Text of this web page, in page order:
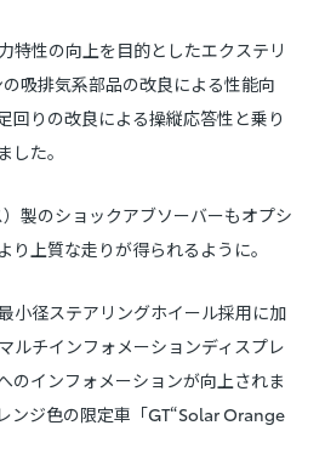
特性の向上を目的としたエクステリ
吸排気系部品の改良による性能向
回りの改良による操縦応答性と乗り
した。
製のショックアブソーバーもオプシ
り上質な走りが得られるように。
小径ステアリングホイール採用に加
ルチインフォメーションディスプレ
のインフォメーションが向上されま
ンジ色の限定車「GT“Solar Orange